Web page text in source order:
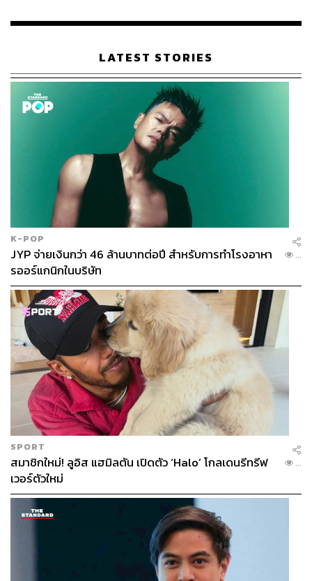
เรือนไทยที่ถูกซุกไว้
LATEST STORIES
K-POP
JYP จ่ายเงินกว่า 46 ล้านบาทต่อปี สำหรับการทำโรงอาหา
รออร์แกนิกในบริษัท
...
SPORT
สมาชิกใหม่! ลูอิส แฮมิลตัน เปิดตัว ‘Halo’ โกลเดนรีทรีฟ
เวอร์ตัวใหม่
...